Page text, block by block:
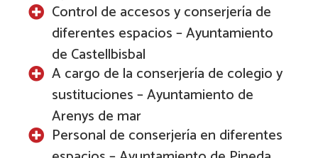
Control de accesos y conserjería de
diferentes espacios – Ayuntamiento
de Castellbisbal
A cargo de la conserjería de colegio y
sustituciones – Ayuntamiento de
Arenys de mar
Personal de conserjería en diferentes